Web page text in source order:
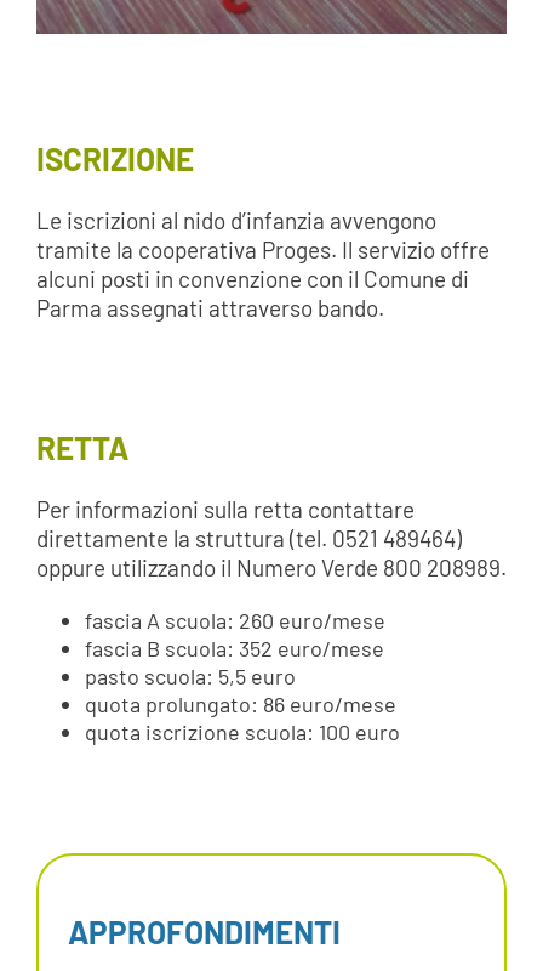
ISCRIZIONE
Le iscrizioni al nido d’infanzia avvengono
tramite la cooperativa Proges. Il servizio offre
alcuni posti in convenzione con il Comune di
Parma assegnati attraverso bando.
RETTA
Per informazioni sulla retta contattare
direttamente la struttura (tel. 0521 489464)
oppure utilizzando il Numero Verde 800 208989.
fascia A scuola: 260 euro/mese
fascia B scuola: 352 euro/mese
pasto scuola: 5,5 euro
quota prolungato: 86 euro/mese
quota iscrizione scuola: 100 euro
APPROFONDIMENTI